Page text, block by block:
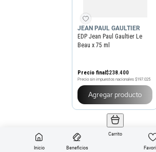
Inicio Beneficios
Carrito
JEAN PAUL GAULTIER
EDP Jean Paul Gaultier Le
Beau x 75 ml
Precio final$238.400
Precio sin impuestos nacionales $197.025
Agregar producto